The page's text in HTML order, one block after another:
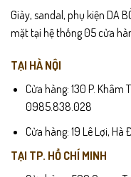
Giày, sandal, phụ kiện DA
mặt tại hệ thống 05 cửa
TẠI HÀ NỘI
Cửa hàng: 130 P. Khâm
0985.838.028
Cửa hàng: 19 Lê Lợi,
TẠI TP. HỒ CHÍ MINH